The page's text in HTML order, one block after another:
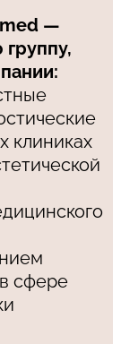
—
клиниках
сфере